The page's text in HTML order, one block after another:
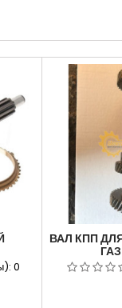
5-
0
ВАЛ КПП
АРТИКУЛ